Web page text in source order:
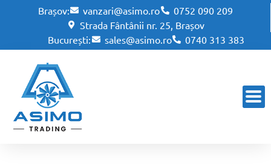
Brașov: vanzari@asimo.ro
0752 090 209
Strada Fântânii nr. 25, Brașov
București:
sales@asimo.ro 0740 313 383